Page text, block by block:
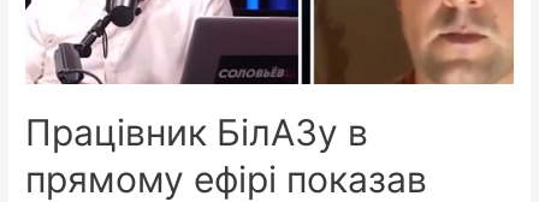
до
окупованого
Криму
Працівник БілАЗу в
прямому ефірі показав